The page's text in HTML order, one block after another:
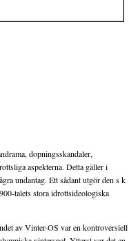
dopningsskandaler,
aspekterna. Detta gäller i
undantag. Ett sådant utgör den s k
talets stora idrottsideologiska
av Vinter-OS var en kontroversiell